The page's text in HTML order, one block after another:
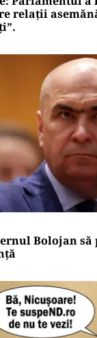
relații
Bolojan să